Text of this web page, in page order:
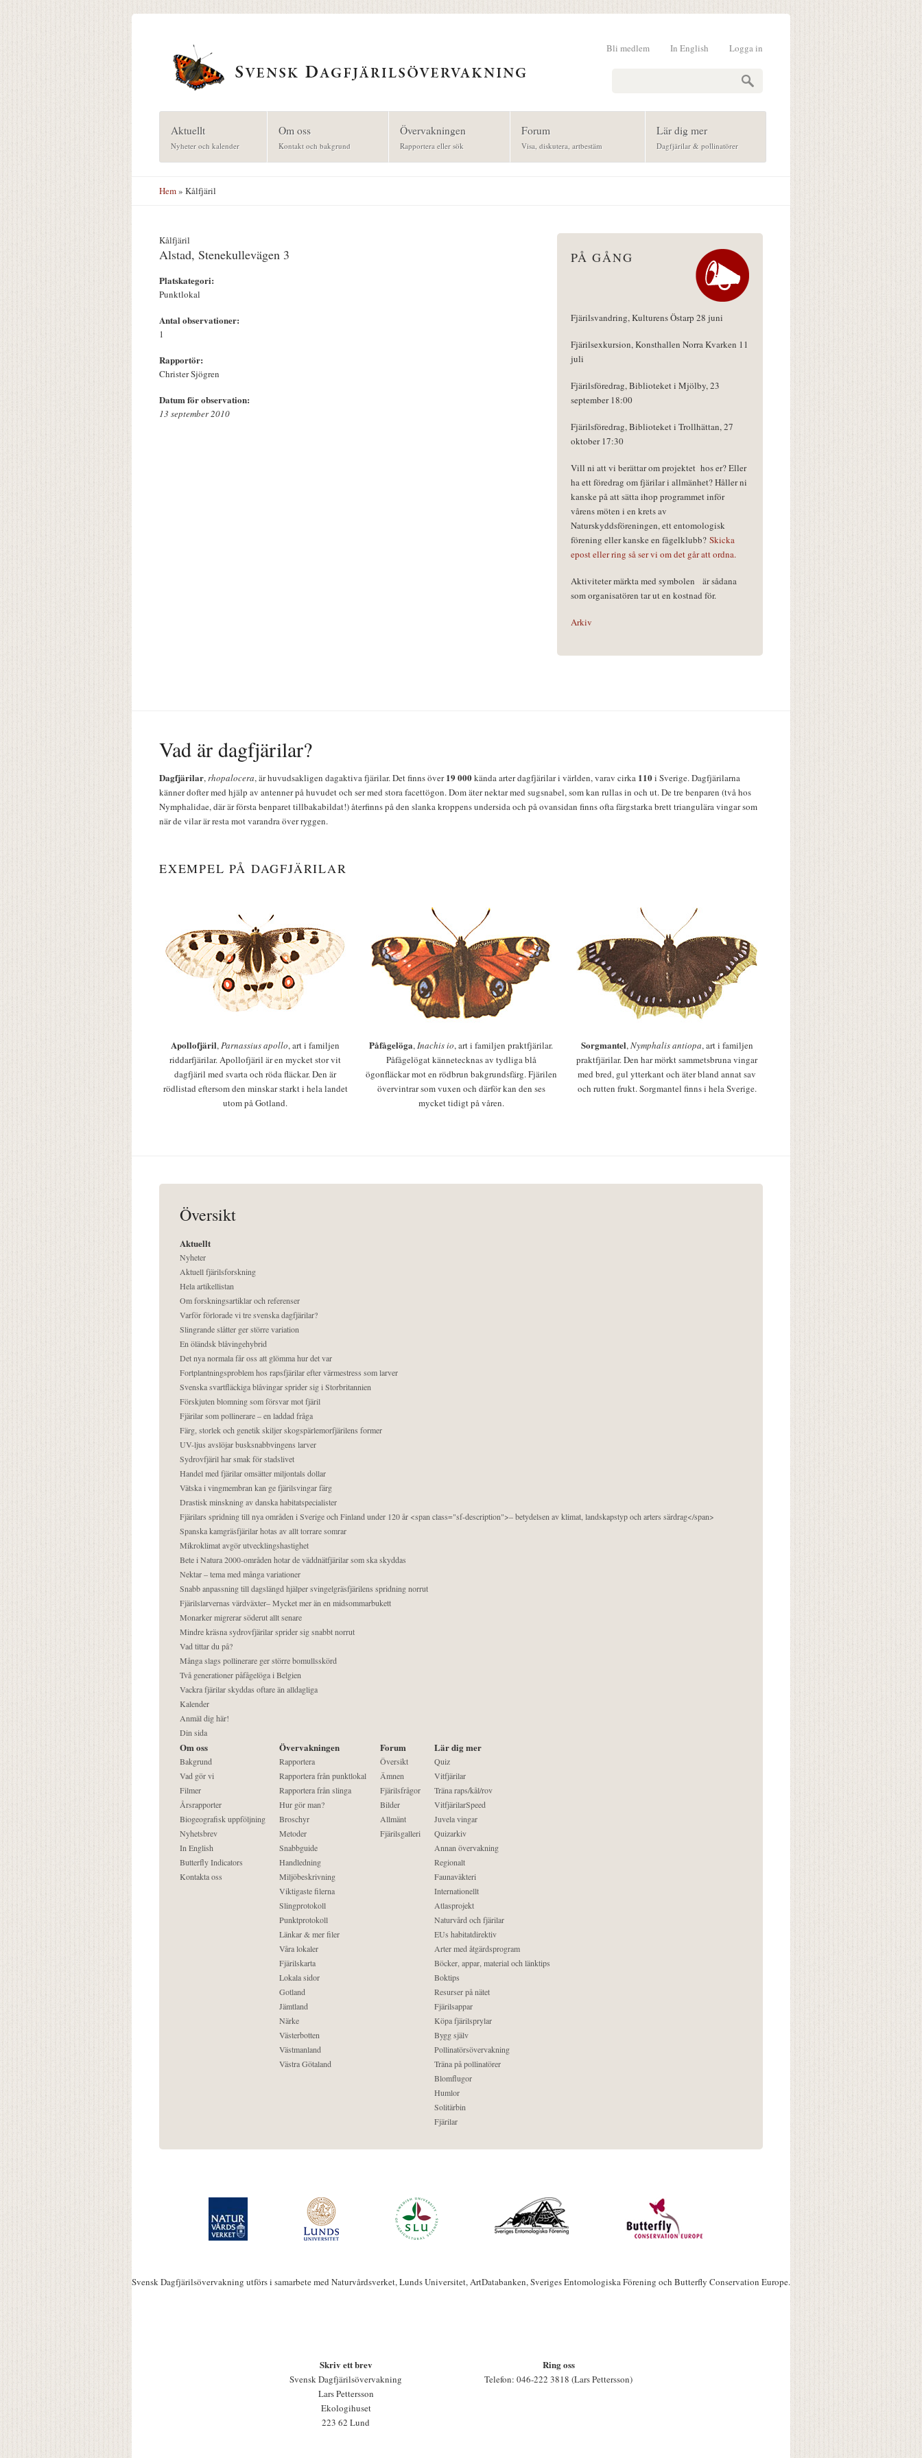
Logga in
In English
Bli medlem
Aktuellt
Nyheter och kalender
Om oss
Kontakt och bakgrund
Övervakningen
Rapportera eller sök
Forum
Visa, diskutera, artbestäm
Lär dig mer
Dagfjärilar & pollinatörer
Hem» Kålfjäril
Kålfjäril
Alstad, Stenekullevägen 3
Platskategori:
Punktlokal
Antal observationer:
1
Rapportör:
Christer Sjögren
Datum för observation:
13 september 2010
PÅ GÅNG
Fjärilsvandring, Kulturens Östarp 28 juni
Fjärilsexkursion, Konsthallen Norra Kvarken 11
juli
Fjärilsföredrag, Biblioteket i Mjölby, 23
september 18:00
Fjärilsföredrag, Biblioteket i Trollhättan, 27
oktober 17:30
Vill ni att vi berättar om projektet hos er? Eller
ha ett föredrag om fjärilar i allmänhet? Håller ni
kanske på att sätta ihop programmet inför
vårens möten i en krets av
Naturskyddsföreningen, ett entomologisk
förening eller kanske en fågelklubb? Skicka
epost eller ring så ser vi om det går att ordna.
Aktiviteter märkta med symbolen
är sådana
som organisatören tar ut en kostnad för.
Arkiv
Vad är dagfjärilar?
Dagfjärilar,rhopalocera, är huvudsakligen dagaktiva fjärilar. Det finns över19 000kända arter dagfjärilar i världen, varav cirka 110i Sverige. Dagfjärilarna
känner dofter med hjälp av antenner på huvudet och ser med stora facettögon. Dom äter nektar med sugsnabel, som kan rullas in och ut. De tre benparen (två hos
Nymphalidae, där är första benparet tillbakabildat!) återfinns på den slanka kroppens undersida och på ovansidan finns ofta färgstarka brett triangulära vingar som
när de vilar är resta mot varandra över ryggen.
EXEMPEL PÅ DAGFJÄRILAR
Apollofjäril,Parnassius apollo, art i familjen
riddarfjärilar. Apollofjäril är en mycket stor vit
dagfjäril med svarta och röda fläckar. Den är
rödlistad eftersom den minskar starkt i hela landet
utom på Gotland.
Påfågelöga,Inachis io, art i familjen praktfjärilar.
Påfågelögat kännetecknas av tydliga blå
ögonfläckar mot en rödbrun bakgrundsfärg. Fjärilen
övervintrar som vuxen och därför kan den ses
mycket tidigt på våren.
Sorgmantel,Nymphalis antiopa, art i familjen
praktfjärilar. Den har mörkt sammetsbruna vingar
med bred, gul ytterkant och äter bland annat sav
och rutten frukt. Sorgmantel finns i hela Sverige.
Översikt
Aktuellt
Nyheter
Aktuell fjärilsforskning
Hela artikellistan
Om forskningsartiklar och referenser
Varför förlorade vi tre svenska dagfjärilar?
Slingrande slåtter ger större variation
En öländsk blåvingehybrid
Det nya normala får oss att glömma hur det var
Fortplantningsproblem hos rapsfjärilar efter värmestress som larver
Svenska svartfläckiga blåvingar sprider sig i Storbritannien
Förskjuten blomning som försvar mot fjäril
Fjärilar som pollinerare – en laddad fråga
Färg, storlek och genetik skiljer skogspärlemorfjärilens former
UV-ljus avslöjar busksnabbvingens larver
Sydrovfjäril har smak för stadslivet
Handel med fjärilar omsätter miljontals dollar
Vätska i vingmembran kan ge fjärilsvingar färg
Drastisk minskning av danska habitatspecialister
Fjärilars spridning till nya områden i Sverige och Finland under 120 år <span class="sf-description">– betydelsen av klimat, landskapstyp och arters särdrag</span>
Spanska kamgräsfjärilar hotas av allt torrare somrar
Mikroklimat avgör utvecklingshastighet
Bete i Natura 2000-områden hotar de väddnätfjärilar som ska skyddas
Nektar – tema med många variationer
Snabb anpassning till dagslängd hjälper svingelgräsfjärilens spridning norrut
Fjärilslarvernas värdväxter– Mycket mer än en midsommarbukett
Monarker migrerar söderut allt senare
Mindre kräsna sydrovfjärilar sprider sig snabbt norrut
Vad tittar du på?
Många slags pollinerare ger större bomullsskörd
Två generationer påfågelöga i Belgien
Vackra fjärilar skyddas oftare än alldagliga
Kalender
Anmäl dig här!
Din sida
Om oss
Bakgrund
Vad gör vi
Filmer
Årsrapporter
Biogeografisk uppföljning
Nyhetsbrev
In English
Butterfly Indicators
Kontakta oss
Övervakningen
Rapportera
Rapportera från punktlokal
Rapportera från slinga
Hur gör man?
Broschyr
Metoder
Snabbguide
Handledning
Miljöbeskrivning
Viktigaste filerna
Slingprotokoll
Punktprotokoll
Länkar & mer filer
Våra lokaler
Fjärilskarta
Lokala sidor
Gotland
Jämtland
Närke
Västerbotten
Västmanland
Västra Götaland
Forum
Översikt
Ämnen
Fjärilsfrågor
Bilder
Allmänt
Fjärilsgalleri
Lär dig mer
Quiz
Vitfjärilar
Träna raps/kål/rov
VitfjärilarSpeed
Juvela vingar
Quizarkiv
Annan övervakning
Regionalt
Faunaväkteri
Internationellt
Atlasprojekt
Naturvård och fjärilar
EUs habitatdirektiv
Arter med åtgärdsprogram
Böcker, appar, material och länktips
Boktips
Resurser på nätet
Fjärilsappar
Köpa fjärilsprylar
Bygg själv
Pollinatörsövervakning
Träna på pollinatörer
Blomflugor
Humlor
Solitärbin
Fjärilar
Svensk Dagfjärilsövervakning utförs i samarbete med Naturvårdsverket, Lunds Universitet, ArtDatabanken, Sveriges Entomologiska Förening och Butterfly Conservation Europe.
Skriv ett brev
Svensk Dagfjärilsövervakning
Lars Pettersson
Ekologihuset
223 62 Lund
Ring oss
Telefon: 046-222 3818 (Lars Pettersson)